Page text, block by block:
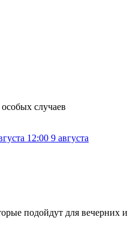
случаев
12:00 9 августа
подойдут для вечерних и